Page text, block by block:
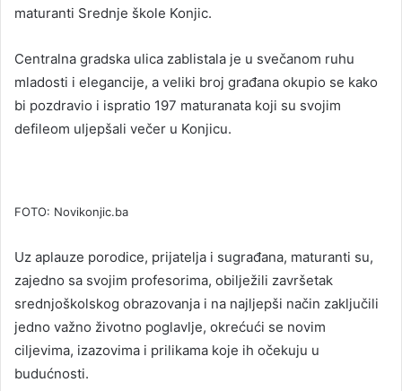
maturanti Srednje škole Konjic.
Centralna gradska ulica zablistala je u svečanom ruhu
mladosti i elegancije, a veliki broj građana okupio se kako
bi pozdravio i ispratio 197 maturanata koji su svojim
defileom uljepšali večer u Konjicu.
FOTO: Novikonjic.ba
Uz aplauze porodice, prijatelja i sugrađana, maturanti su,
zajedno sa svojim profesorima, obilježili završetak
srednjoškolskog obrazovanja i na najljepši način zaključili
jedno važno životno poglavlje, okrećući se novim
ciljevima, izazovima i prilikama koje ih očekuju u
budućnosti.